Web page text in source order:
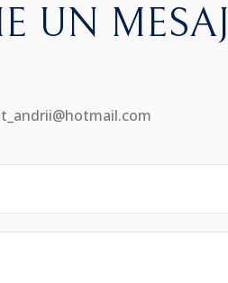
UN MESAJ